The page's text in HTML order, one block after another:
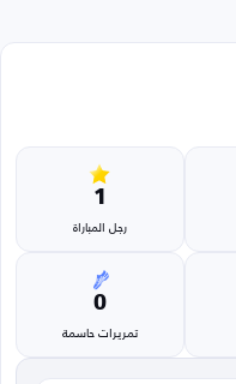
1
رجل المباراة
0
تمريرات حاسمة